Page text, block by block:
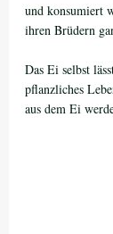
und konsumiert
ihren Brüdern
Das Ei selbst
pflanzliches
aus dem Ei